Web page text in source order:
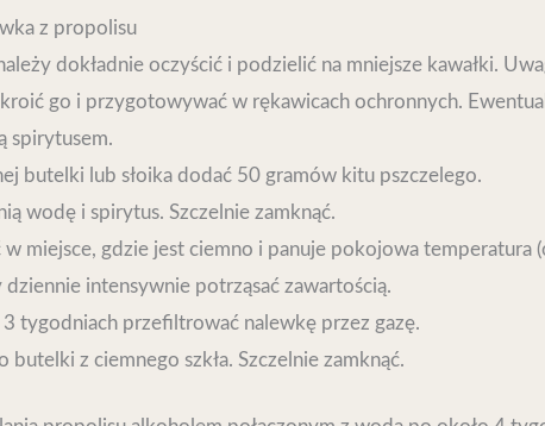
z propolisu
dokładnie oczyścić i podzielić na mniejsze kawałki.
go i przygotowywać w rękawicach ochronnych.
spirytusem.
butelki lub słoika dodać 50 gramów kitu pszczelego.
wodę i spirytus. Szczelnie zamknąć.
w miejsce, gdzie jest ciemno i panuje pokojowa temperatura
dziennie intensywnie potrząsać zawartością.
3 tygodniach przefiltrować nalewkę przez gazę.
butelki z ciemnego szkła. Szczelnie zamknąć.